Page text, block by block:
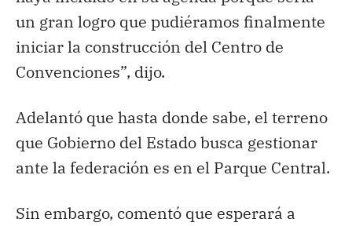
un gran logro que pudiéramos finalmente
iniciar la construcción del Centro de
Convenciones”, dijo.
Adelantó que hasta donde sabe, el terreno
que Gobierno del Estado busca gestionar
ante la federación es en el Parque Central.
Sin embargo, comentó que esperará a